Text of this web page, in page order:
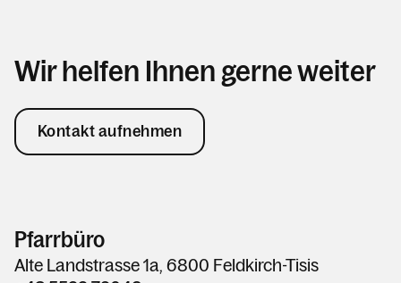
Wir helfen Ihnen gerne weiter
Kontakt aufnehmen
Pfarrbüro
Alte Landstrasse 1a, 6800 Feldkirch-Tisis